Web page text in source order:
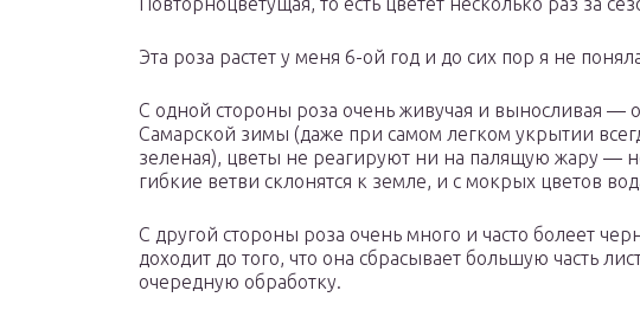
Эта роза растет у меня 6-ой год и до сих пор я не
С одной стороны роза очень живучая и выносливая —
Самарской зимы (даже при самом легком укрытии
зеленая), цветы не реагируют ни на палящую жару —
гибкие ветви склонятся к земле, и с мокрых цветов
С другой стороны роза очень много и часто болеет
доходит до того, что она сбрасывает большую часть
очередную обработку.